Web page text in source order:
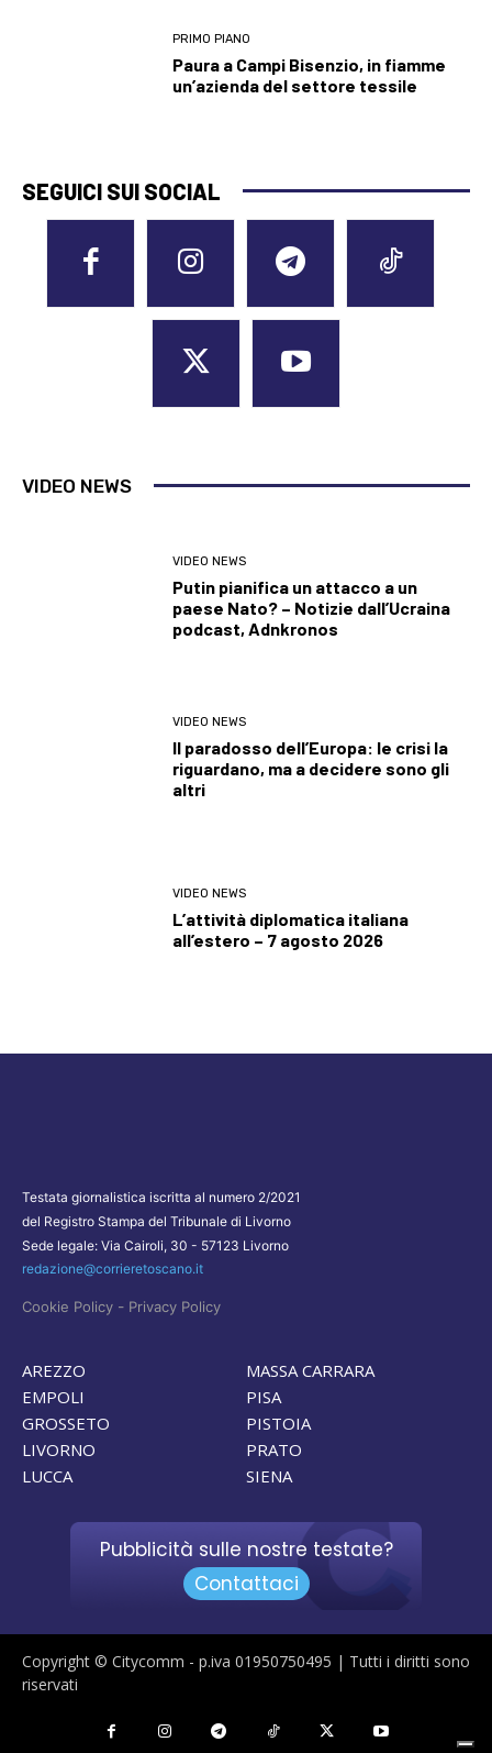
PRIMO PIANO
Paura a Campi Bisenzio, in fiamme
un’azienda del settore tessile
SEGUICI SUI SOCIAL
VIDEO NEWS
VIDEO NEWS
Putin pianifica un attacco a un
paese Nato? – Notizie dall’Ucraina
podcast, Adnkronos
VIDEO NEWS
Il paradosso dell’Europa: le crisi la
riguardano, ma a decidere sono gli
altri
VIDEO NEWS
L’attività diplomatica italiana
all’estero – 7 agosto 2026
Testata giornalistica iscritta al numero 2/2021
del Registro Stampa del Tribunale di Livorno
Sede legale: Via Cairoli, 30 - 57123 Livorno
redazione@corrieretoscano.it
Cookie Policy - Privacy Policy
AREZZO
EMPOLI
GROSSETO
LIVORNO
LUCCA
MASSA CARRARA
PISA
PISTOIA
PRATO
SIENA
Pubblicità sulle nostre testate?
Contattaci
Copyright © Citycomm - p.iva 01950750495 | Tutti i diritti sono
riservati